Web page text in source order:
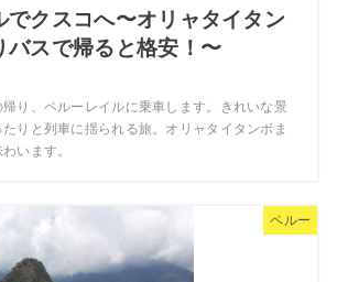
でクスコへ〜オリャタイタン
バスで帰ると格安！〜
り、ペルーレイルに乗車します。きれいな景
りと列車に揺られる旅。オリャタイタンボま
います。
ペルー